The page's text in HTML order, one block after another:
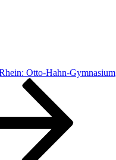
Otto-Hahn-Gymnasium